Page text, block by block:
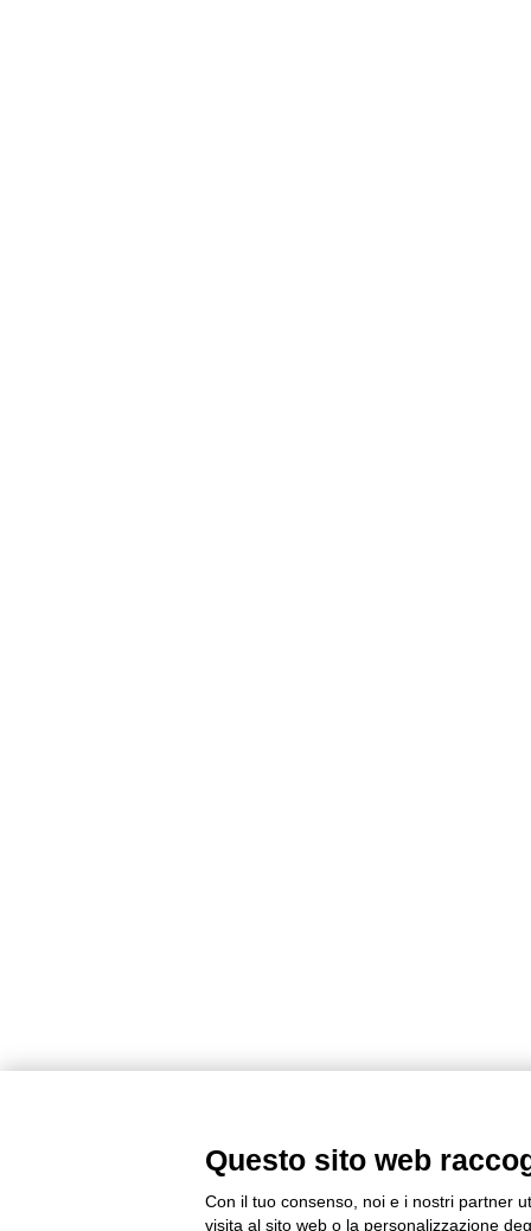
Questo sito web
Con il tuo consenso, noi e i nostri partner
visita al sito web o la personalizzazione